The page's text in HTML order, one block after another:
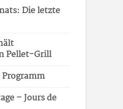
Die letzte
Pellet-Grill
– Jours de